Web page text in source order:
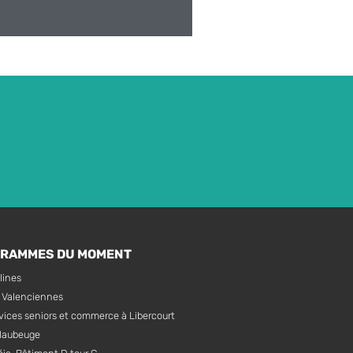
DU MOMENT
Valenciennes
seniors et commerce à Libercourt